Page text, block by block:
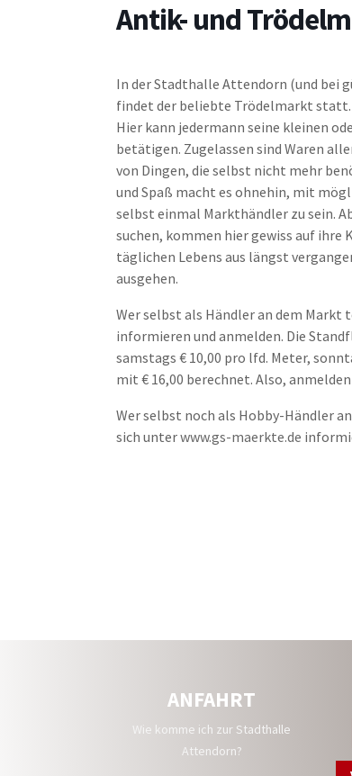
Antik- und
In der Stadthalle Attendorn (und bei
findet der beliebte Trödelmarkt
Hier kann jedermann seine kleinen
betätigen. Zugelassen sind Waren
von Dingen, die selbst nicht mehr
und Spaß macht es ohnehin, mit
selbst einmal Markthändler zu sein.
suchen, kommen hier gewiss auf
täglichen Lebens aus längst
ausgehen.
Wer selbst als Händler an dem
informieren und anmelden. Die
samstags € 10,00 pro lfd. Meter,
mit € 16,00 berechnet. Also,
Wer selbst noch als Hobby-Händler
sich unterwww.gs-maerkte.de
ANFAHRT
Wie komme ich zur Stadthalle
Attendorn?